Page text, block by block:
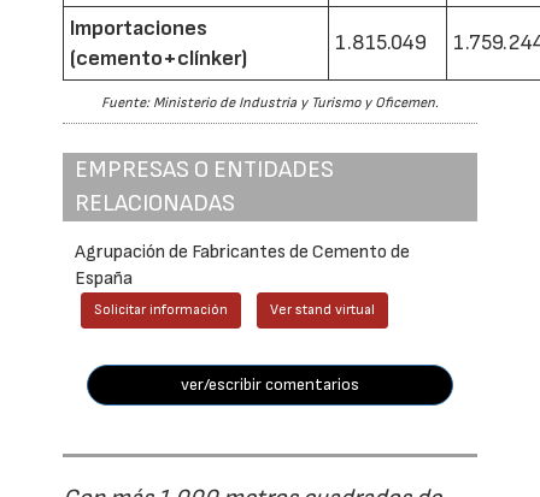
Importaciones
(cemento+clínker)
1.815.049
Fuente: Ministerio de Industria y Turismo y Oficemen.
EMPRESAS O ENTIDADES
RELACIONADAS
Agrupación de Fabricantes de Cemento de
España
Solicitar información Ver stand virtual
ver/escribir comentarios